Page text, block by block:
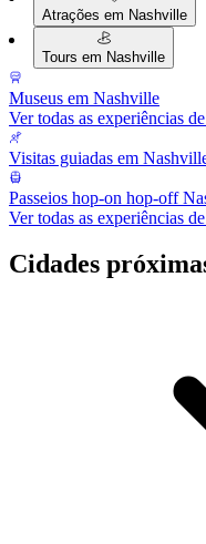
Atrações em Nashville
Tours em Nashville
Museus em Nashville
Ver todas as experiências
Visitas guiadas em
Passeios hop-on hop-off
Ver todas as experiências
Cidades